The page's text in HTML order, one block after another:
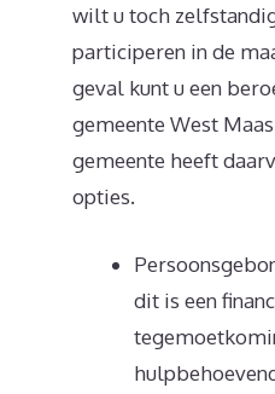
wilt u toch
participeren in de
geval kunt u een
gemeente West
gemeente heeft
opties.
dit is een